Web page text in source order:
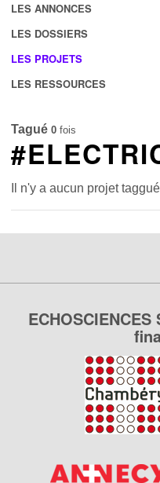
LES ANNONCES
LES DOSSIERS
LES PROJETS
LES RESSOURCES
Tagué 0 fois
Il n'y a aucun projet